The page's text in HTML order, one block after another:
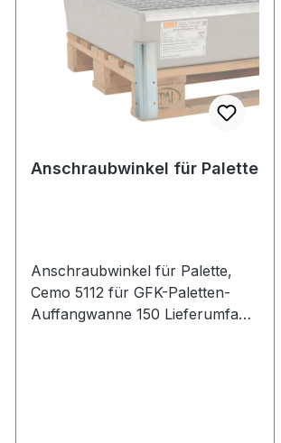
Anschraubwinkel für Palette
Anschraubwinkel für Palette,
Cemo 5112 für GFK-Paletten-
Auffangwanne 150 Lieferumfang